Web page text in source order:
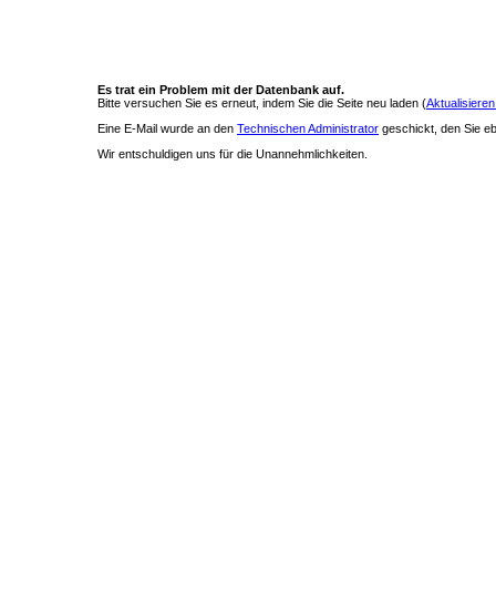
Es trat ein Problem mit der Datenbank auf.
Bitte versuchen Sie es erneut, indem Sie die Seite neu laden (
Eine E-Mail wurde an den Technischen Administrator geschickt, den Sie
Wir entschuldigen uns für die Unannehmlichkeiten.